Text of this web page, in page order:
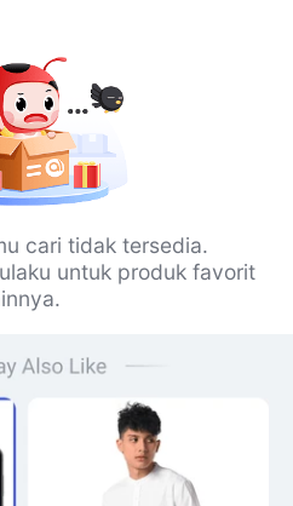
cari tidak tersedia.
untuk produk favorit